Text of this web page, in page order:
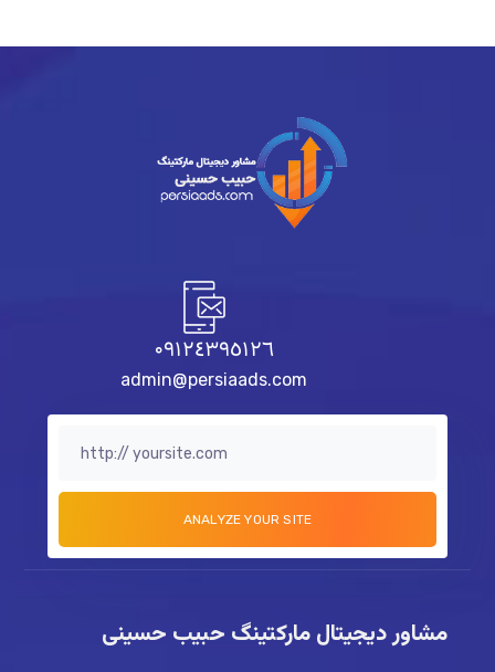
٠٩١٢٤٣٩٥١٢٦
admin@persiaads.com
مشاور دیجیتال مارکتینگ حبیب حسینی